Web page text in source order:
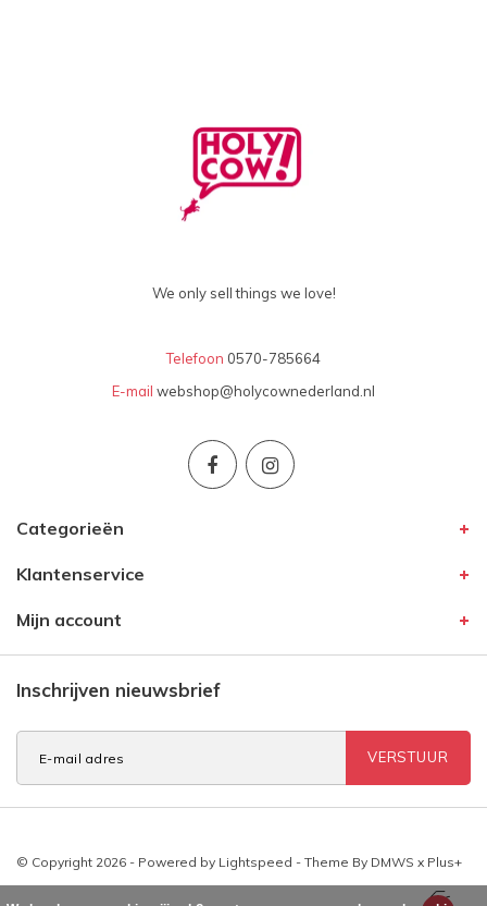
We only sell things we love!
Telefoon 0570-785664
E-mail webshop@holycownederland.nl
Categorieën
Klantenservice
Mijn account
Inschrijven nieuwsbrief
VERSTUUR
© Copyright 2026 - Powered by Lightspeed - Theme By DMWS x Plus+